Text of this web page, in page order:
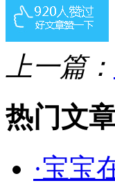
上一篇：
热门文
·宝宝